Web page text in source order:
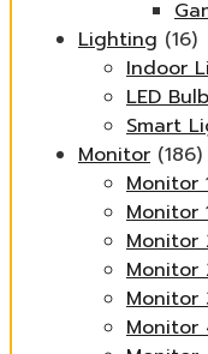
Lighting (16)
Indoor
LED Bulb
Smart
Monitor (186)
Monitor
Monitor
Monitor
Monitor
Monitor
Monitor